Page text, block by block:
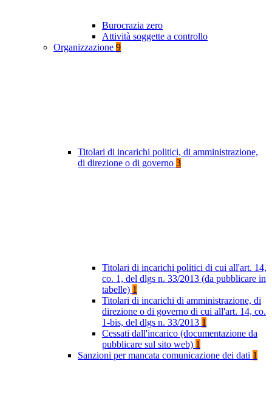
Burocrazia zero
Attività soggette a controllo
Organizzazione 9
Titolari di incarichi politici, di amministrazione,
di direzione o di governo 3
Titolari di incarichi politici di cui all'art. 14,
co. 1, del dlgs n. 33/2013 (da pubblicare in
tabelle) 1
Titolari di incarichi di amministrazione, di
direzione o di governo di cui all'art. 14, co.
1-bis, del dlgs n. 33/2013 1
Cessati dall'incarico (documentazione da
pubblicare sul sito web) 1
Sanzioni per mancata comunicazione dei dati 1